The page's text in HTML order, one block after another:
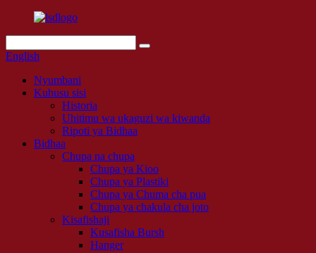
English
Nyumbani
Kuhusu sisi
Historia
Uhitimu wa ukaguzi wa kiwanda
Ripoti ya Bidhaa
Bidhaa
Chupa na chupa
Chupa ya Kioo
Chupa ya Plastiki
Chupa ya Chuma cha pua
Chupa ya chakula cha joto
Kisafishaji
Kusafisha Bursh
Hanger